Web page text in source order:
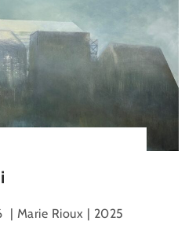
| Marie Rioux | 2025